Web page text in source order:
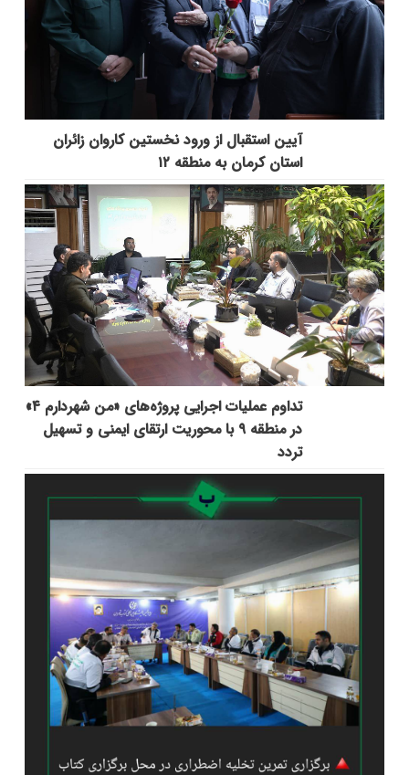
آیین استقبال از ورود نخستین کاروان زائران
استان کرمان به منطقه ۱۲
تداوم عملیات اجرایی پروژه‌های «من شهردارم ۴»
در منطقه ۹ با محوریت ارتقای ایمنی و تسهیل
تردد